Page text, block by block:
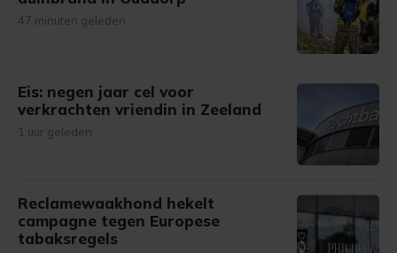
47 minuten geleden
Eis: negen jaar cel voor
verkrachten vriendin in Zeeland
1 uur geleden
Reclamewaakhond hekelt
campagne tegen Europese
tabaksregels